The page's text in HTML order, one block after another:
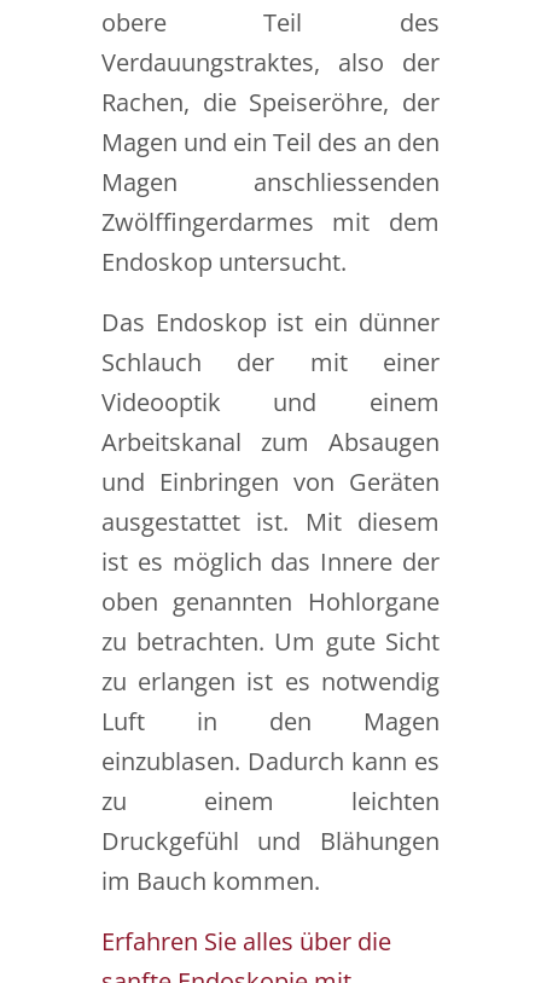
obere Teil des
Verdauungstraktes, also der
Rachen, die Speiseröhre, der
Magen und ein Teil des an den
Magen anschliessenden
Zwölffingerdarmes mit dem
Endoskop untersucht.
Das Endoskop ist ein dünner
Schlauch der mit einer
Videooptik und einem
Arbeitskanal zum Absaugen
und Einbringen von Geräten
ausgestattet ist. Mit diesem
ist es möglich das Innere der
oben genannten Hohlorgane
zu betrachten. Um gute Sicht
zu erlangen ist es notwendig
Luft in den Magen
einzublasen. Dadurch kann es
zu einem leichten
Druckgefühl und Blähungen
im Bauch kommen.
Erfahren Sie alles über die